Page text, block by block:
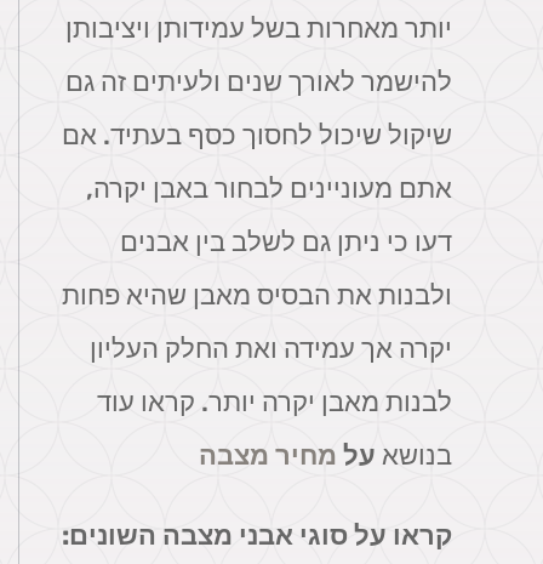
יותר מאחרות בשל עמידותן ויציבותן
להישמר לאורך שנים ולעיתים זה גם
שיקול שיכול לחסוך כסף בעתיד. אם
אתם מעוניינים לבחור באבן יקרה,
דעו כי ניתן גם לשלב בין אבנים
ולבנות את הבסיס מאבן שהיא פחות
יקרה אך עמידה ואת החלק העליון
לבנות מאבן יקרה יותר. קראו עוד
בנושא על מחיר מצבה
קראו על סוגי אבני מצבה השונים: